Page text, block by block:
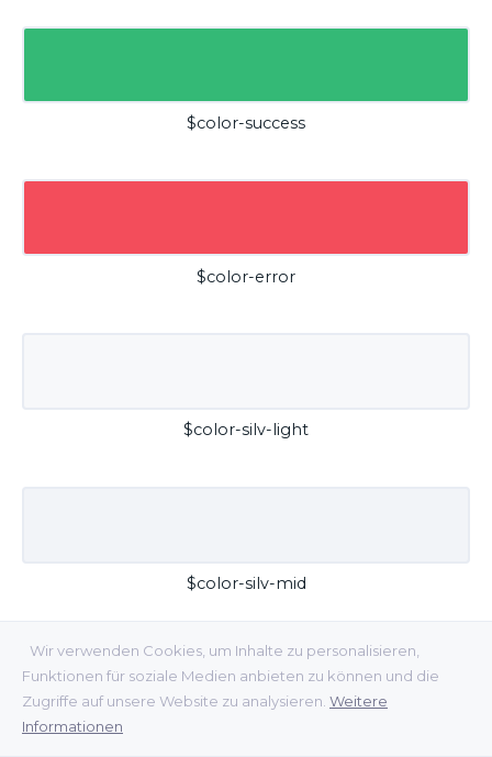
Wir verwenden Cookies, um Inhalte zu personalisieren,
Funktionen für soziale Medien anbieten zu können und die
Zugriffe auf unsere Website zu analysieren. Weitere
Informationen
$color-success
$color-error
$color-silv-light
$color-silv-mid